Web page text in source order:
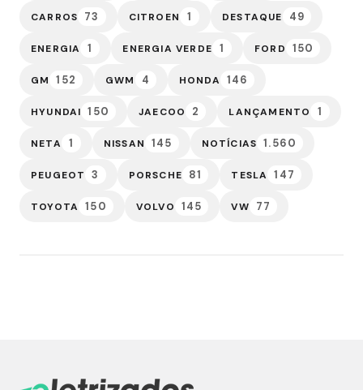
CARROS 73 CITROEN 1 DESTAQUE 49
ENERGIA 1 ENERGIA VERDE 1 FORD 150
GM 152 GWM 4 HONDA 146
HYUNDAI 150 JAECOO 2 LANÇAMENTO 1
NETA 1 NISSAN 145 NOTÍCIAS 1.560
PEUGEOT 3 PORSCHE 81 TESLA 147
TOYOTA 150 VOLVO 145 VW 77